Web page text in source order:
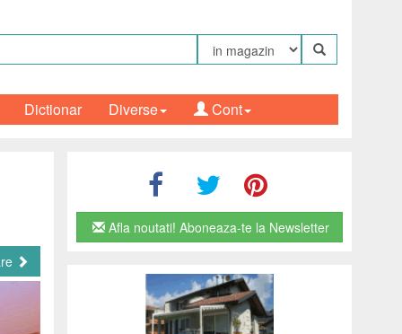
Dictionar Cont
Diverse
Afla noutati! Aboneaza-te la Newsletter